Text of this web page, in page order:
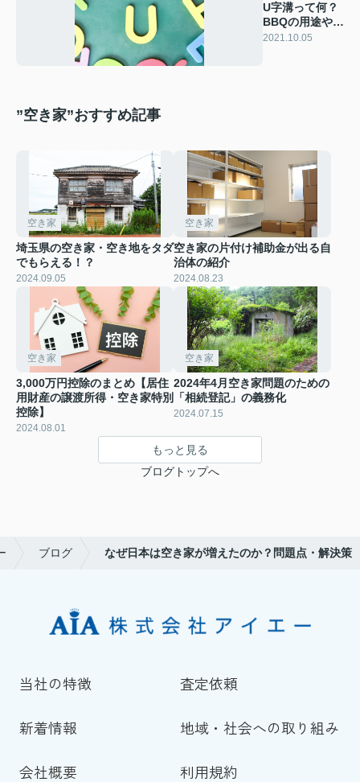
U字溝って何？
BBQの用途やL
字溝との違いを
2021.10.05
”空き家”おすすめ記事
空き家
埼玉県の空き家・空き地をタダ
でもらえる！？
2024.09.05
空き家
空き家の片付け補助金が出る自
治体の紹介
2024.08.23
空き家
3,000万円控除のまとめ【居住
用財産の譲渡所得・空き家特別
控除】
2024.08.01
空き家
2024年4月空き家問題のための
「相続登記」の義務化
2024.07.15
もっと見る
ブログトップへ
ブログ なぜ日本は空き家が増えたのか？問題点・解決策
当社の特徴 査定依頼
新着情報 地域・社会への取り組み
会社概要 利用規約